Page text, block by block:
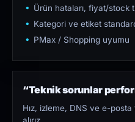
Ürün hataları, fiyat/stock
Kategori ve etiket
PMax / Shopping uyumu
“Teknik sorunlar
Hız, izleme, DNS ve e-